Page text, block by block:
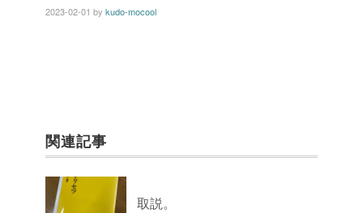
2023-02-01 by kudo-mocool
関連記事
取説。